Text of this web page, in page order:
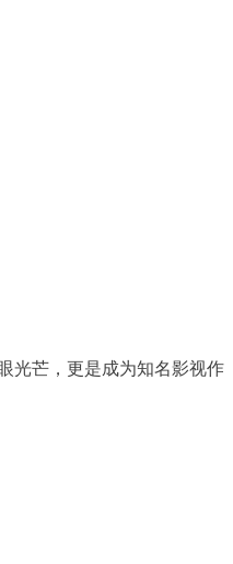
光芒，更是成为知名影视作